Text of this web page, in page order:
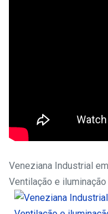
Veneziana Industrial
Ventilação e